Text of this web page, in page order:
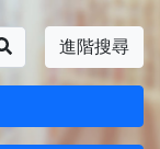
進階搜尋